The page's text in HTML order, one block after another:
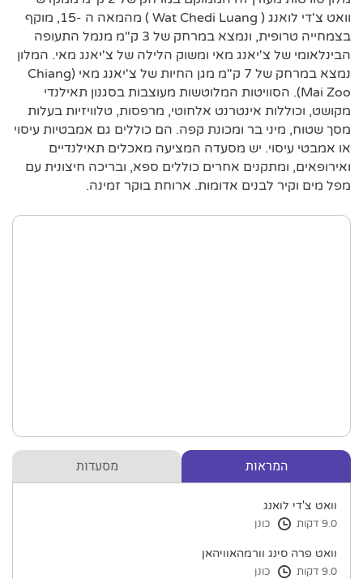
וואט צ'די לואנג ( Wat Chedi Luang ) מהמאה ה -15, מוקף
בצמחייה טרופית, ונמצא במרחק של 3 ק"מ מנמל התעופה
הבינלאומי של צ'יאנג מאי ומשוק הלילה של צ'יאנג מאי. המלון
נמצא במרחק של 7 ק"מ מגן החיות של צ'יאנג מאי (Chiang
Mai Zoo). הסוויטות המלוטשות מעוצבות בסגנון תאילנדי
מקושט, וכוללות אינטרנט אלחוטי, מרפסות, טלוויזיות בעלות
מסך שטוח, מיני בר ומכונת קפה. הם כוללים גם אמבטיות עיסוי
או אמבטי עיסוי. יש מסעדה המציעה מאכלים תאילנדיים
ואירופאים, ומתקנים אחרים כוללים ספא, ובריכה חיצונית עם
מפל מים וקיר לבנים אדומות. ארוחת בוקר זמינה.
המראות מסעדות
וואט צ'די לואנג
9.0 דקות כונן
וואט פרה סינג וורמהאוויהאן
9.0 דקות כונן